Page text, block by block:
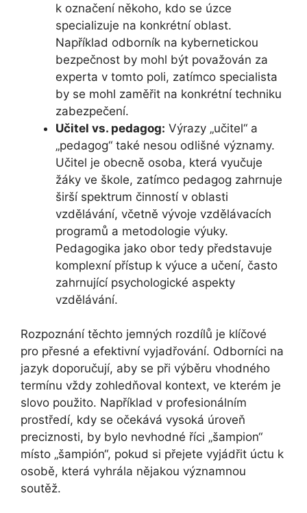
k označení někoho, kdo se úzce
specializuje na konkrétní oblast.
Například odborník na kybernetickou
bezpečnost by mohl být považován za
experta v tomto poli, zatímco specialista
by se mohl zaměřit na konkrétní techniku
zabezpečení.
Učitel vs. pedagog: Výrazy „učitel“ a
„pedagog“ také nesou odlišné významy.
Učitel je obecně osoba, která vyučuje
žáky ve škole, zatímco pedagog zahrnuje
širší spektrum činností v oblasti
vzdělávání, včetně vývoje vzdělávacích
programů a metodologie výuky.
Pedagogika jako obor tedy představuje
komplexní přístup k výuce a učení, často
zahrnující psychologické aspekty
vzdělávání.
Rozpoznání těchto jemných rozdílů je klíčové
pro přesné a efektivní vyjadřování. Odborníci na
jazyk doporučují, aby se při výběru vhodného
termínu vždy zohledňoval kontext, ve kterém je
slovo použito. Například v profesionálním
prostředí, kdy se očekává vysoká úroveň
preciznosti, by bylo nevhodné říci „šampion“
místo „šampión“, pokud si přejete vyjádřit úctu k
osobě, která vyhrála nějakou významnou
soutěž.